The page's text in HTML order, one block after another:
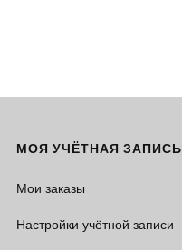
МОЯ УЧЁТНАЯ ЗАПИСЬ
Мои заказы
Настройки учётной записи